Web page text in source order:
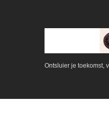
Ontsluier je toekomst,